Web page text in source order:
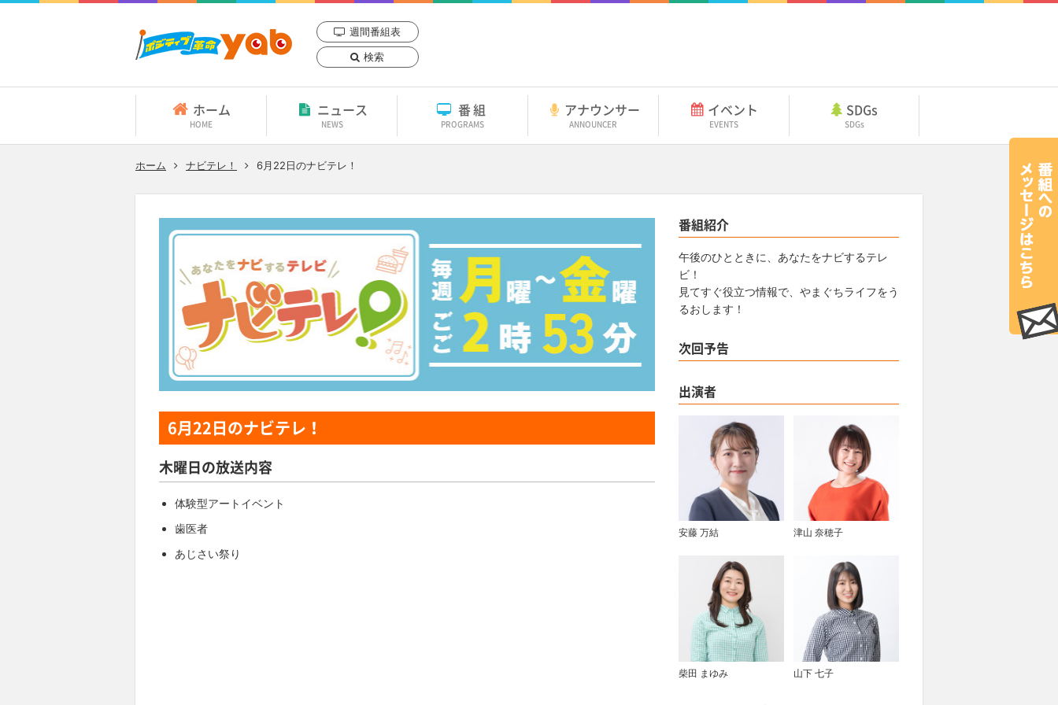
週間番組表
検索
ホーム
HOME
ニュース
NEWS
番組
PROGRAMS
アナウンサー
ANNOUNCER
イベント
EVENTS
SDGs
SDGs
ホーム ナビテレ！ 6月22日のナビテレ！
6月22日のナビテレ！
木曜日の放送内容
体験型アートイベント
歯医者
あじさい祭り
番組紹介
午後のひとときに、あなたをナビするテレ
ビ！
見てすぐ役立つ情報で、やまぐちライフをう
るおします！
次回予告
出演者
安藤 万結 津山 奈穂子
柴田 まゆみ 山下 七子